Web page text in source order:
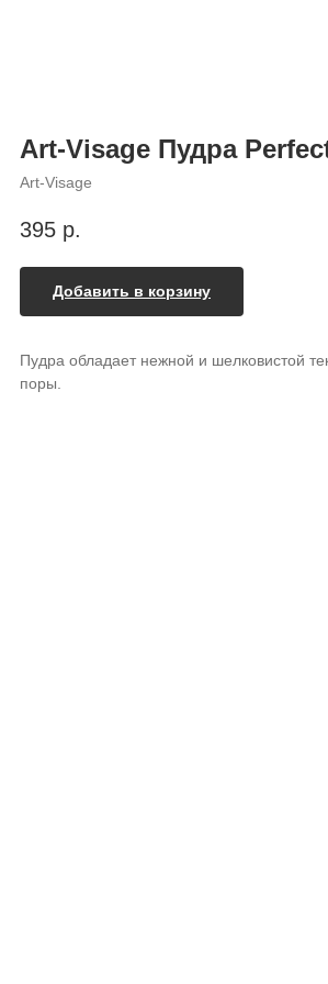
Art-Visage Пудра
Art-Visage
395 р.
Добавить в корзину
Пудра обладает нежной и шелковистой
поры.